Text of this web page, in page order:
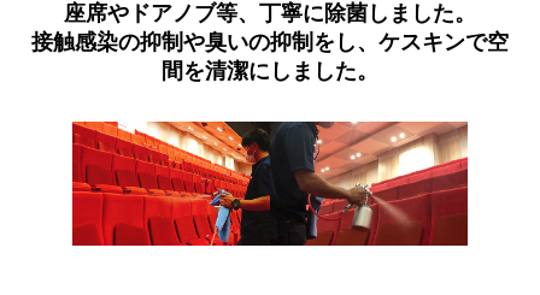
座席やドアノブ等、丁寧に除菌しました。
接触感染の抑制や臭いの抑制をし、ケスキンで空
間を清潔にしました。